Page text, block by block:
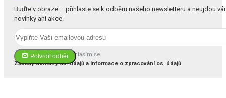
Buďte v obraze – přihlaste se k odběru našeho newsletteru a neujdou
novinky ani akce.
Potvrdit odběr
Četl(a) jsem a souhlasím se
Zásady ochrany os. údajů a informace o zpracování os. údajů